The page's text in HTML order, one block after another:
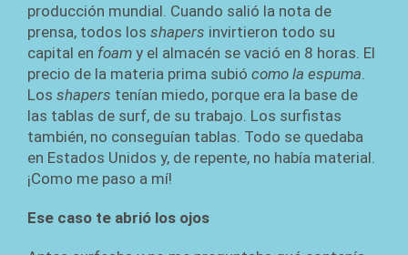
producción mundial. Cuando salió la nota de
prensa, todos los shapers invirtieron todo su
capital en foam y el almacén se vació en 8 horas. El
precio de la materia prima subió como la espuma
Los shapers tenían miedo, porque era la base de
las tablas de surf, de su trabajo. Los surfistas
también, no conseguían tablas. Todo se quedaba
en Estados Unidos y, de repente, no había material.
¡Como me paso a mí!
Ese caso te abrió los ojos